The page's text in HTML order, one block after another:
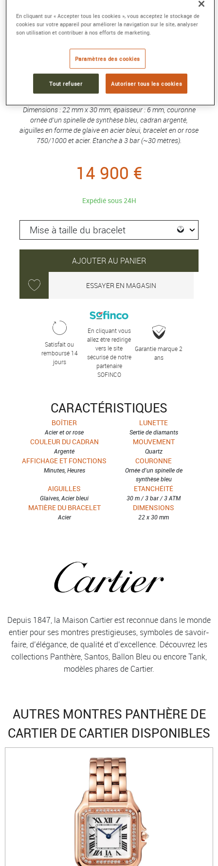
Petit modèle, mouvement quartz, or rose, acier,
diamants
Référence :W3PN0014
Collection :Panthère de Cartier
Montre Panthère de Cartier, petit modèle, mouvement à
quartz. Boîte en or rose 750/1000 et acier, lunette sertie de
Dimensions : 22 mm x 30 mm, épaisseur : 6 mm, couronne
ornée d'un spinelle de synthèse bleu, cadran argenté,
aiguilles en forme de glaive en acier bleui, bracelet en or rose
750/1000 et acier. Étanche à 3 bar (~30 mètres).
14 900 €
Expédié sous 24H
AJOUTER AU PANIER
ESSAYER EN MAGASIN
Satisfait ou
remboursé 14
jours
En cliquant vous
allez être redirigé
vers le site
sécurisé de notre
partenaire
SOFINCO
Garantie marque 2
ans
CARACTÉRISTIQUES
BOÎTIER
Acier et or rose
LUNETTE
Sertie de diamants
COULEUR DU CADRAN
Argenté
MOUVEMENT
Quartz
AFFICHAGE ET FONCTIONS
Minutes, Heures
COURONNE
Ornée d'un spinelle de
synthèse bleu
AIGUILLES
Glaives, Acier bleui
ETANCHÉITÉ
30 m / 3 bar / 3 ATM
MATIÈRE DU BRACELET
Acier
DIMENSIONS
22 x 30 mm
Depuis 1847, la Maison Cartier est reconnue dans le monde
entier pour ses montres prestigieuses, symboles de savoir-
faire, d’élégance, de qualité et d’excellence. Découvrez les
collections Panthère, Santos, Ballon Bleu ou encore Tank,
modèles phares de Cartier.
AUTRES MONTRES PANTHÈRE DE
CARTIER DE CARTIER DISPONIBLES
En cliquant sur « Accepter tous les cookies », vous acceptez le stockage de
cookies sur votre appareil pour améliorer la navigation sur le site, analyser
son utilisation et contribuer à nos efforts de marketing.
Paramètres des cookies
Tout refuser Autoriser tous les cookies